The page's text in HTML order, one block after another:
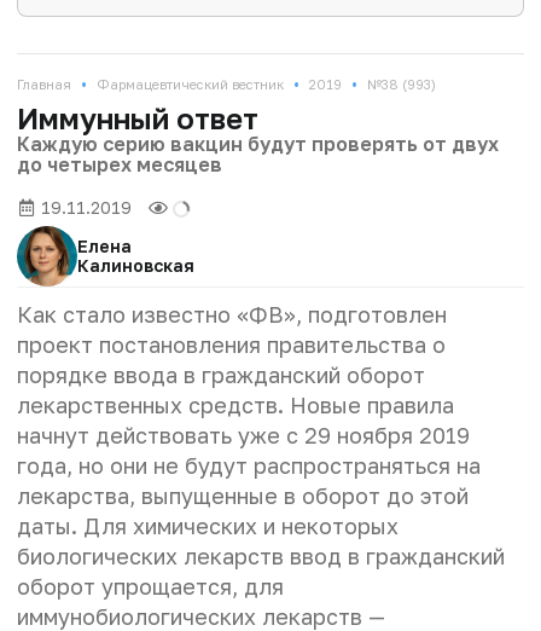
Главная • Фармацевтический вестник • 2019 • №38 (993)
Иммунный ответ
Каждую серию вакцин будут проверять от двух
до четырех месяцев
19.11.2019
Елена
Калиновская
Как стало известно «ФВ», подготовлен
проект постановления правительства о
порядке ввода в гражданский оборот
лекарственных средств. Новые правила
начнут действовать уже с 29 ноября 2019
года, но они не будут распространяться на
лекарства, выпущенные в оборот до этой
даты. Для химических и некоторых
биологических лекарств ввод в гражданский
оборот упрощается, для
иммунобиологических лекарств —